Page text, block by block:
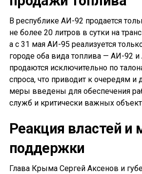
В республике АИ-92 продается
не более 20 литров в сутки на
а с 31 мая АИ-95 реализуется
городе оба вида топлива — АИ-92
продаются исключительно по
спроса, что приводит к очередям и
меры введены для обеспечения
служб и критически важных
Реакция властей и
поддержки
Глава Крыма Сергей Аксенов и